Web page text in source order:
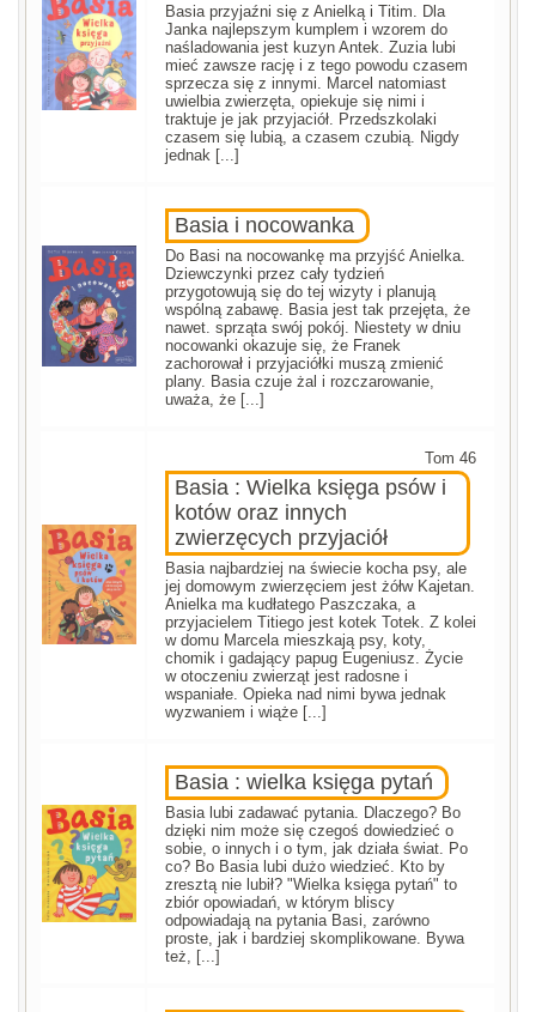
Basia przyjaźni się z Anielką i Titim. Dla
Janka najlepszym kumplem i wzorem do
naśladowania jest kuzyn Antek. Zuzia lubi
mieć zawsze rację i z tego powodu czasem
sprzecza się z innymi. Marcel natomiast
uwielbia zwierzęta, opiekuje się nimi i
traktuje je jak przyjaciół. Przedszkolaki
czasem się lubią, a czasem czubią. Nigdy
jednak [...]
Basia i nocowanka
Do Basi na nocowankę ma przyjść Anielka.
Dziewczynki przez cały tydzień
przygotowują się do tej wizyty i planują
wspólną zabawę. Basia jest tak przejęta, że
nawet. sprząta swój pokój. Niestety w dniu
nocowanki okazuje się, że Franek
zachorował i przyjaciółki muszą zmienić
plany. Basia czuje żal i rozczarowanie,
uważa, że [...]
Tom 46
Basia : Wielka księga psów i
kotów oraz innych
zwierzęcych przyjaciół
Basia najbardziej na świecie kocha psy, ale
jej domowym zwierzęciem jest żółw Kajetan.
Anielka ma kudłatego Paszczaka, a
przyjacielem Titiego jest kotek Totek. Z kolei
w domu Marcela mieszkają psy, koty,
chomik i gadający papug Eugeniusz. Życie
w otoczeniu zwierząt jest radosne i
wspaniałe. Opieka nad nimi bywa jednak
wyzwaniem i wiąże [...]
Basia : wielka księga pytań
Basia lubi zadawać pytania. Dlaczego? Bo
dzięki nim może się czegoś dowiedzieć o
sobie, o innych i o tym, jak działa świat. Po
co? Bo Basia lubi dużo wiedzieć. Kto by
zresztą nie lubił? "Wielka księga pytań" to
zbiór opowiadań, w którym bliscy
odpowiadają na pytania Basi, zarówno
proste, jak i bardziej skomplikowane. Bywa
też, [...]